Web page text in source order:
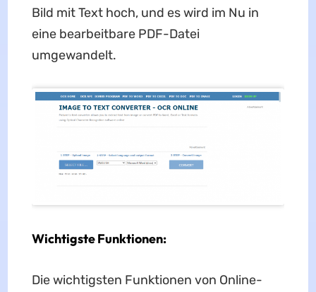
Bild mit Text hoch, und es wird im Nu in
eine bearbeitbare PDF-Datei
umgewandelt.
Wichtigste Funktionen:
Die wichtigsten Funktionen von Online-